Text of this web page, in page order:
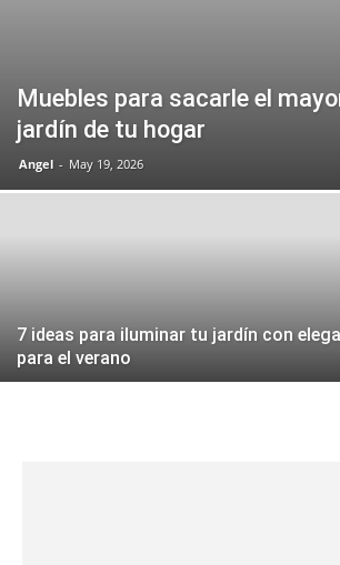
Muebles para sacarle el
jardín de tu hogar
Angel - May 19, 2026
7 ideas para iluminar tu jardín con
para el verano